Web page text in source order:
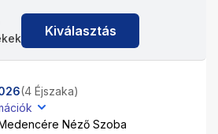
Kiválasztás
(4 Éjszaka)
Néző Szoba